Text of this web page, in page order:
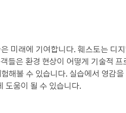
미래에 기여합니다. 훼스토는 디
들은 환경 현상이 어떻게 기술적
해볼 수 있습니다. 실습에서 영감
도움이 될 수 있습니다.